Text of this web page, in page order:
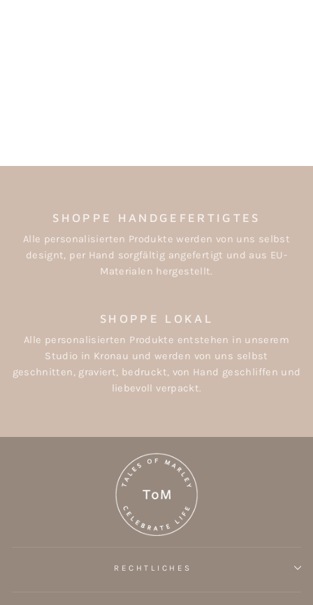
SHOPPE HANDGEFERTIGTES
Alle personalisierten Produkte werden von uns selbst
designt, per Hand sorgfältig angefertigt und aus EU-
Materialen hergestellt.
SHOPPE LOKAL
Alle personalisierten Produkte entstehen in unserem
Studio in Kronau und werden von uns selbst
geschnitten, graviert, bedruckt, von Hand geschliffen und
liebevoll verpackt.
RECHTLICHES